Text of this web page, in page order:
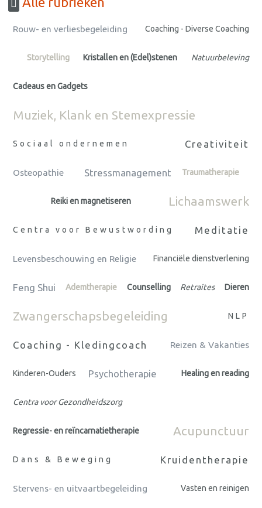
Rouw- en verliesbegeleiding Coaching - Diverse Coaching
Storytelling Kristallen en (Edel)stenen Natuurbeleving
Cadeaus en Gadgets
Muziek, Klank en Stemexpressie
Sociaal ondernemen Creativiteit
Osteopathie Stressmanagement Traumatherapie
Reiki en magnetiseren Lichaamswerk
Centra voor Bewustwording Meditatie
Levensbeschouwing en Religie Financiële dienstverlening
Feng Shui Ademtherapie Counselling Retraites Dieren
Zwangerschapsbegeleiding NLP
Coaching - Kledingcoach Reizen & Vakanties
Kinderen-Ouders Psychotherapie Healing en reading
Centra voor Gezondheidszorg
Regressie- en reïncarnatietherapie Acupunctuur
Dans & Beweging Kruidentherapie
Stervens- en uitvaartbegeleiding Vasten en reinigen